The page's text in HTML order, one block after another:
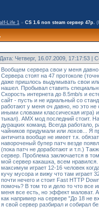
Life 1 » CS 1.6 non steam сервер 47p.
Дата: Четверг, 16.07.2009, 17:17:53 |
Вообщем сервера свои у меня давно
Сервера стоят на 47 протоколе
даже пришлось выдумывать свои
нашел. Пробывал ставить
Скорость интернета до 8.5mb/s и
сайт - пусть и не идиальный со
работают у меня оч давно, но это
иными словами классическая игра)
тыкал). АМХ мод последний стоит.
дурацких команд. Всегда работало,
чайников придумали или лохов... Я
античита вообще не имеет т.к.
навороченый бупер патч везде
(пока патч не доработают и т.п.)
сервер. Проблема заключается в
мой сервер какашка, всем
максимум играет 12-16 человек
кучу мусора и вижу что там играет
почти нечего и стоит Fast HTTP
помочь? В том то и дело то что все
меня все есть, но эффект маловат.
как например на сервере "До 18 не
я свой сервер разбирал и собирал